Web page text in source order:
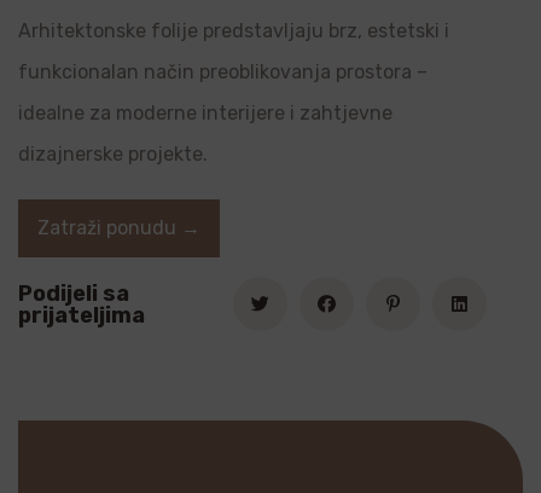
Arhitektonske folije predstavljaju brz, estetski i
funkcionalan način preoblikovanja prostora –
idealne za moderne interijere i zahtjevne
dizajnerske projekte.
Podijeli sa
prijateljima
Zatraži ponudu →